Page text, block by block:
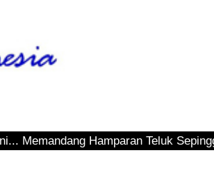
Hamparan Teluk Sepinggan...